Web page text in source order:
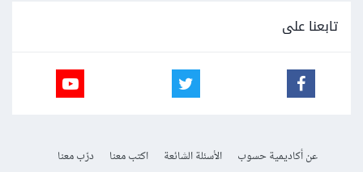
تابعنا على
عن أكاديمية حسوب الأسئلة الشائعة اكتب معنا
درّب معنا